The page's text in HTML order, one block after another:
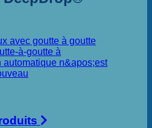
avec goutte à goutte
à-goutte à
automatique n&apos;est